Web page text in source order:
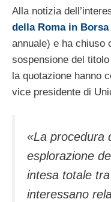
Alla notizia
della Roma in Borsa
annuale) e ha chiuso
sospensione del
la quotazione hanno
vice presidente di
«La procedura
esplorazione
intesa totale
interessano